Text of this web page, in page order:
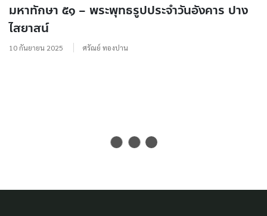
มหาทักษา ๕๑ – พระพุทธรูปประจำวันอังคาร ปาง
ไสยาสน์
10 กันยายน 2025 ศรัณย์ ทองปาน